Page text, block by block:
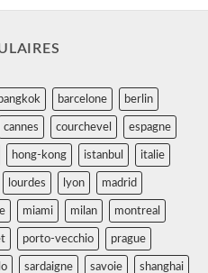
bangkok barcelone berlin
cannes courchevel espagne
hong-kong istanbul italie
lourdes lyon madrid
miami milan montreal
porto-vecchio prague
sardaigne savoie shanghai